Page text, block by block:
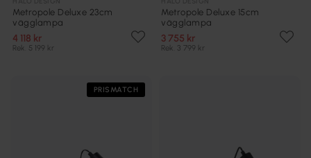
Metropole Deluxe 23cm
vägglampa
4 118 kr
Rek. 5 199 kr
Metropole Deluxe 15cm
vägglampa
3 755 kr
Rek. 3 799 kr
PRISMATCH